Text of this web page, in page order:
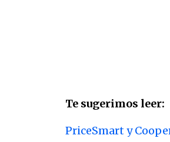
Te sugerimos leer:
PriceSmart y